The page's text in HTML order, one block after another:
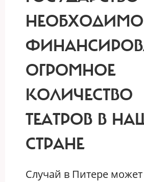
ОГРОМНОЕ
КОЛИЧЕСТВО
ТЕАТРОВ В
СТРАНЕ
Случай в Питере может